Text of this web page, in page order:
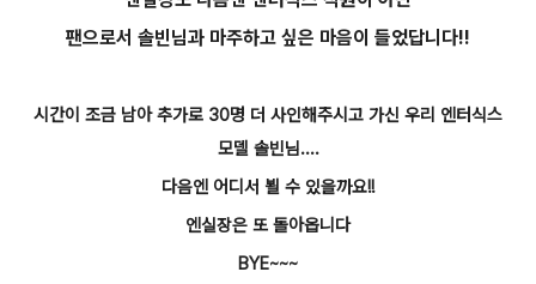
팬으로서 솔빈님과 마주하고 싶은 마음이 들었답니다!!
시간이 조금 남아 추가로 30명 더 사인해주시고 가신 우리 엔터식스
모델 솔빈님....
다음엔 어디서 뵐 수 있을까요!!
엔실장은 또 돌아옵니다
BYE~~~